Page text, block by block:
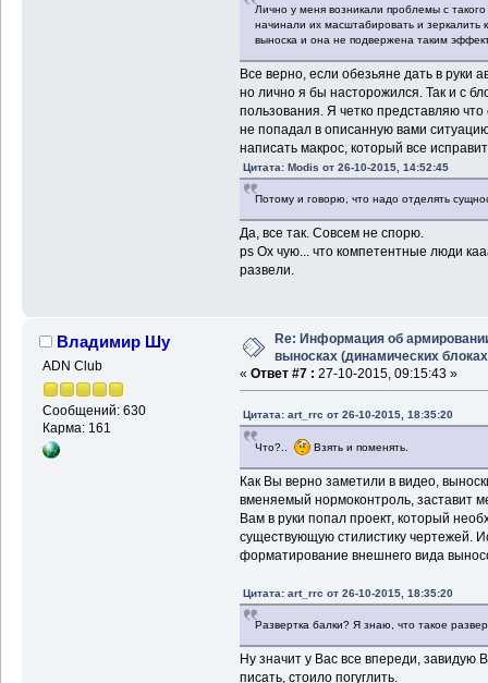
Лично у меня возникали проблемы с
начинали их масштабировать и зеркалить
выноска и она не подвержена таким
Все верно, если обезьяне дать в руки
но лично я бы насторожился. Так и с
пользования. Я четко представляю
не попадал в описанную вами
написать макрос, который все
Цитата: Modis от 26-10-2015, 14:52:45
Потому и говорю, что надо отделять
Да, все так. Совсем не спорю.
ps Ох чую... что компетентные люди
развели.
Владимир Шу
ADN Club
Сообщений: 630
Карма: 161
Re: Информация об
выносках (динамических
« Ответ #7 : 27-10-2015, 09:15:43 »
Цитата: art_rrc от 26-10-2015, 18:35:20
Что?.. Взять и поменять.
Как Вы верно заметили в видео,
вменяемый нормоконтроль, заставит
Вам в руки попал проект, который
существующую стилистику чертежей.
форматирование внешнего вида
Цитата: art_rrc от 26-10-2015, 18:35:20
Развертка балки? Я знаю, что такое
Ну значит у Вас все впереди, завидую
писать, стоило погуглить.